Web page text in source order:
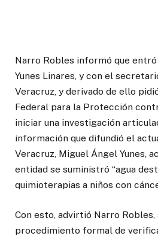
Narro Robles informó que
Yunes Linares, y con el
Veracruz, y derivado de ello
Federal para la Protección
iniciar una investigación
información que difundió el
Veracruz, Miguel Ángel Yunes,
entidad se suministró “agua
quimioterapias a niños con
Con esto, advirtió Narro Robles,
procedimiento formal de